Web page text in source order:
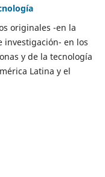
originales -en la
investigación- en los
y de la tecnología
Latina y el